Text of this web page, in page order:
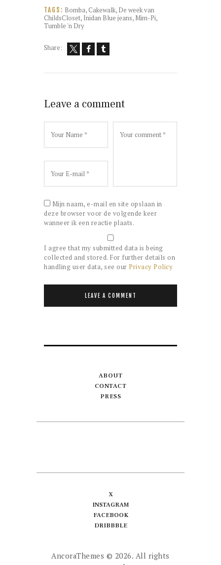
TAGS: Bomba,Cakewalk, De week van
ChildsCloset, Inidan Blue jeans, Mim-Pi,
Tumble 'n Dry
Share:
Leave a comment
Mijn naam, e-mail en site opslaan in
deze browser voor de volgende keer
wanneer ik een reactie plaats.
I agree that my submitted data is being
collected and stored. For further details on
handling user data, see our Privacy Policy
ABOUT
CONTACT
PRESS
X
INSTAGRAM
FACEBOOK
DRIBBBLE
AncoraThemes © 2026. All rights